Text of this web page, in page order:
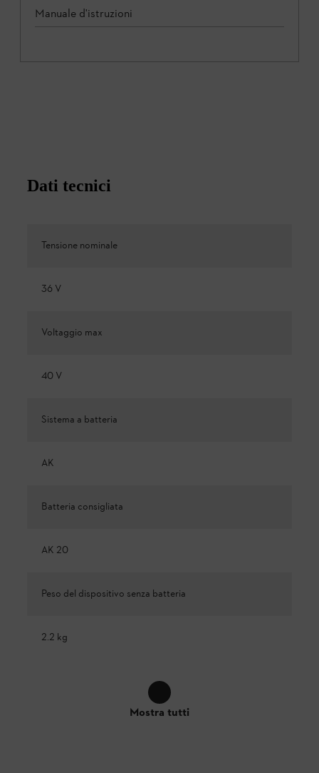
Manuale d'istruzioni
Dati tecnici
Tensione nominale
36 V
Voltaggio max
40 V
Sistema a batteria
AK
Batteria consigliata
AK 20
Peso del dispositivo senza batteria
2.2 kg
Mostra tutti